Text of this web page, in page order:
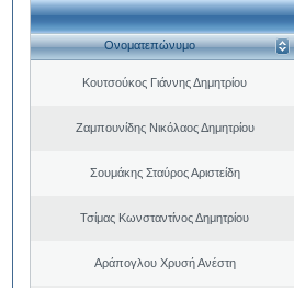
Ονοματεπώνυμο
Κουτσούκος Γιάννης Δημητρίου
Ζαμπουνίδης Νικόλαος Δημητρίου
Σουμάκης Σταύρος Αριστείδη
Τσίμας Κωνσταντίνος Δημητρίου
Αράπογλου Χρυσή Ανέστη